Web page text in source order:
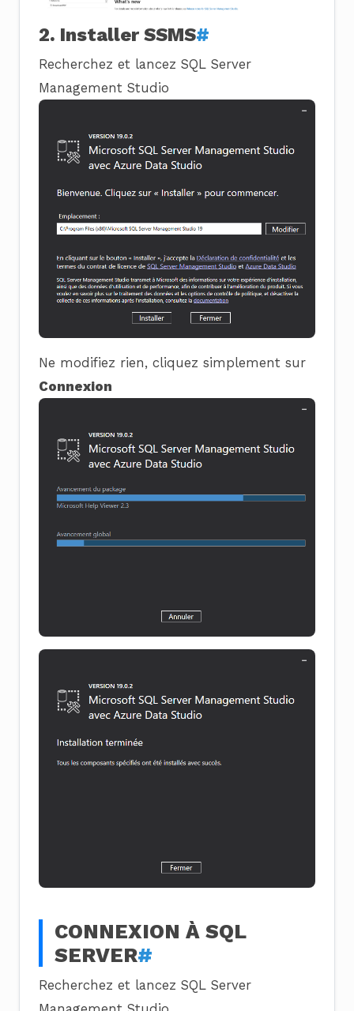
2. Installer SSMS#
Recherchez et lancez SQL Server
Management Studio
Ne modifiez rien, cliquez simplement sur
Connexion
CONNEXION À SQL
SERVER#
Recherchez et lancez SQL Server